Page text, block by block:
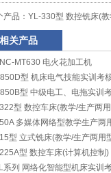
品： YL-330型 数控铣床(
相关产品
MT630 电火花加工机
型 机床电气技能实训考
型 中级电工、电拖实训
型 数控车床(教学/生产两
多媒体网络型教学生产两
型 立式铣床(教学/生产两用
型 数控车床(计算机控制)
系列 网络化智能型机床实训